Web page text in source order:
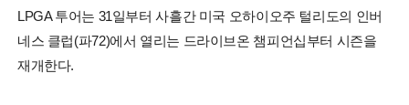
LPGA 투어는 31일부터 사흘간 미국 오하이오주 털리도의 인버
네스 클럽(파72)에서 열리는 드라이브온 챔피언십부터 시즌을
재개한다.